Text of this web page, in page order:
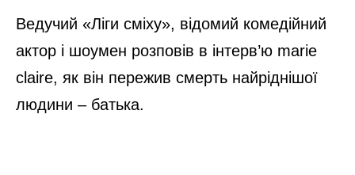
Ведучий «Ліги сміху», відомий комедійний
актор і шоумен розповів в інтерв’ю marie
claire, як він пережив смерть найріднішої
людини – батька.